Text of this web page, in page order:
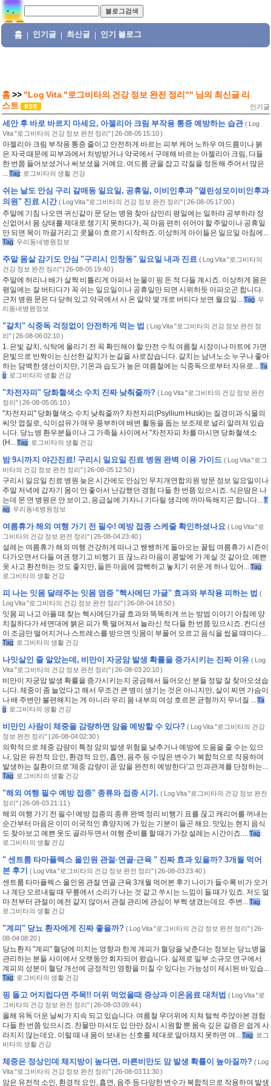
홈 인기글 최신글 인기 블로그
홈 >> "Log Vita "로그비타의 건강 정보 완전 정리"" 님의 최신글 리
스트
인기글
세안 후 바로 바르지 마세요, 아젤리아 크림 부작용 통증 예방하는 습관 ( Log
Vita "로그비타의 건강 정보 완전 정리"| 26-08-05 15:10 )
아젤리아 크림 부작용 통증 줄이고 안전하게 바르는 피부 케어 노하우 여드름이나 붉
은 자국 때문에 피부과에서 처방받거나 약국에서 구매해 바르는 아젤리아 크림, 다들
한 번쯤 들어보셨거나 써보셨을 거예요. 여드름 균을 잡고 각질을 정돈해 주어서 많은
...Tag: 로그비타의 생활 건강
쉬는 날도 안심 구리 갈매동 일요일, 공휴일, 이비인후과 "열린성모이비인후과
의원" 진료 시간 ( Log Vita "로그비타의 건강 정보 완전 정리"| 26-08-05 17:00 )
주말에 기침 나오면 귀신같이 문 닫는 병원 찾아 삼만리 평일에는 일하랴 공부하랴 정
신없어서 몸 상태를 제대로 챙기지 못하다가, 꼭 마음 편히 쉬어야 할 주말이나 공휴일
만 되면 목이 까끌거리고 콧물이 흐르기 시작하죠. 이상하게 아이들은 일요일 아침에...
Tag: 우리동네병원정보
주말 몸살 감기도 안심 "구리시 인창동" 일요일 내과 진료 ( Log Vita "로그비타의
건강 정보 완전 정리"| 26-08-05 19:40 )
주말에 허리나 배가 살짝 비틀리게 아파서 눈물이 핑 돈 적 다들 계시죠. 이상하게 몸은
평일에는 잘 버티다가 꼭 쉬는 일요일이나 공휴일만 되면 시위하듯 아파오곤 합니다.
근처 병원 문은 다 닫혀 있고 약국에서 사 온 알약 몇 개로 버티다 보면 월요일...Tag: 우
리동네병원정보
"갈치" 식중독 걱정없이 안전하게 먹는 법 ( Log Vita "로그비타의 건강 정보 완전 정
리"| 26-08-06 02:10 )
1. 은빛 갈치, 식탁에 올리기 전 꼭 확인해야 할 안전 수칙 여름철 시장이나 마트에 가면
은빛으로 반짝이는 신선한 갈치가 눈길을 사로잡습니다. 갈치는 남녀노소 누구나 좋아
하는 담백한 생선이지만, 기온과 습도가 높은 여름철에는 식중독으로부터 자유로...Ta
g: 로그비타의 생활 건강
"차전자피" 당화혈색소 수치 진짜 낮춰줄까? ( Log Vita "로그비타의 건강 정보 완전
정리"| 26-08-05 05:10 )
"차전자피" 당화혈색소 수치 낮춰줄까? 차전자피(Psyllium Husk)는 질경이과 식물의
씨앗 껍질로, 식이섬유가 매우 풍부하여 배변 활동을 돕는 보조제로 널리 알려져 있습
니다. 당뇨병 환우분들이나 그 가족들 사이에서 "차전자피 차를 마시면 당화혈색소
(H...Tag: 로그비타의 생활 건강
밤 9시까지 야간진료! 구리시 일요일 진료 병원 완벽 이용 가이드 ( Log Vita "로그
비타의 건강 정보 완전 정리"| 26-08-05 12:50 )
구리시 일요일 진료 병원 늦은 시간에도 안심인 무지개연합의원 방문 정보 일요일이나
주말 저녁에 갑자기 몸이 안 좋아서 난감했던 경험 다들 한 번쯤 있으시죠. 식은땀은 나
는데 문 연 병원은 안 보이고, 응급실에 가자니 기다릴 생각에 까마득해지곤 합니다...T
ag: 우리동네병원정보
여름휴가 해외 여행 가기 전 필수! 예방 접종 스케줄 확인하셨나요 ( Log Vita "로
그비타의 건강 정보 완전 정리"| 26-08-04 23:40 )
설레는 여름휴가 해외 여행 건강하게 떠나고 쌩쌩하게 돌아오는 꿀팁 여름휴가 시즌이
다가오면서 다들 여권 챙기고 비행기 표 끊느라 마음이 콩밭에 가 계실 것 같아요. 예쁜
옷 사고 환전하는 것도 좋지만, 들뜬 마음에 깜빡하고 놓치기 쉬운 게 하나 있어...Tag:
로그비타의 생활 건강
피 나는 잇몸 달래주는 잇몸 염증 "헥사메딘 가글" 효과와 부작용 피하는 법 (
Log Vita "로그비타의 건강 정보 완전 정리"| 26-08-04 18:50 )
잇몸 피 나고 아플 때 찾는 헥사메딘가글 효과와 똑똑하게 쓰는 방법 이야기 아침에 양
치질하다가 세면대에 붉은 피가 툭 떨어져서 놀라신 적 다들 한 번쯤 있으시죠. 컨디션
이 조금만 떨어지거나 스트레스를 받으면 잇몸이 부풀어 오르고 음식을 씹을 때마다...
Tag: 로그비타의 생활 건강
나잇살인 줄 알았는데, 비만이 자궁암 발생 확률을 증가시키는 진짜 이유 ( Log
Vita "로그비타의 건강 정보 완전 정리"| 26-08-03 20:10 )
비만이 자궁암 발생 확률을 증가시키는지 궁금해서 들어오신 분들 정말 잘 찾아오셨습
니다. 체중이 좀 늘었다고 해서 무조건 큰 병이 생기는 것은 아니지만, 살이 찌면 가슴이
나 배 주변만 불편해지는 게 아니라 우리 몸 내부의 여성 호르몬 균형까지 무너질 ...Ta
g: 로그비타의 생활 건강
비만인 사람이 체중을 감량하면 암을 예방할 수 있다? ( Log Vita "로그비타의 건강
정보 완전 정리"| 26-08-04 02:30 )
의학적으로 체중 감량이 특정 암의 발생 위험을 낮추거나 예방에 도움을 줄 수는 있으
나, 암은 유전적 요인, 환경적 요인, 흡연, 음주 등 수많은 변수가 복합적으로 작용하여
발생하는 질환이므로 '체중 감량이 곧 암을 완전히 예방한다'고 인과관계를 단정하는...
Tag: 로그비타의 생활 건강
"해외 여행 필수 예방 접종" 종류와 접종 시기. ( Log Vita "로그비타의 건강 정보 완전
정리"| 26-08-03 21:11 )
해외 여행 가기 전 필수! 예방 접종의 종류 완벽 정리 비행기 표를 끊고 캐리어를 꺼내는
순간부터 마음은 이미 이국적인 휴양지에 가 있는 기분이 들곤 해요. 맛있는 현지 음식
도 찾아보고 예쁜 옷도 골라두면서 여행 준비를 할 때가 가장 설레는 시간이죠....Tag:
로그비타의 생활 건강
" 센트룸 타마플렉스 올인원 관절·연골·근육 " 진짜 효과 있을까? 3개월 먹어
본 후기
( Log Vita "로그비타의 건강 정보 완전 정리"| 26-08-03 23:40 )
센트룸 타마플렉스 올인원 관절 연골 근육 3개월 먹어본 후기 나이가 들수록 비가 오거
나 계단 오르내릴 때 무릎에서 소리가 나는 것 같고 쑤시는 느낌이 들 때가 있죠. 저도 얼
마 전부터 관절이 예전 같지 않아서 관절 관리에 관심이 부쩍 생겼는데요. 주변...Tag:
로그비타의 생활 건강
"계피" 당뇨 환자에게 진짜 좋을까? ( Log Vita "로그비타의 건강 정보 완전 정리"| 26-
08-04 08:20 )
당뇨환자 "계피" 혈당에 미치는 영향과 한계 계피가 혈당을 낮춘다는 정보는 당뇨병을
관리하는 분들 사이에서 오랫동안 회자되어 왔습니다. 실제로 일부 소규모 연구에서
계피의 성분이 혈당 개선에 긍정적인 영향을 미칠 수 있다는 가능성이 제시된 바 있습...
Tag: 로그비타의 생활 건강
핑 돌고 어지럽다면 주목!! 더위 먹었을때 증상과 이온음료 대처법 ( Log Vita "로
그비타의 건강 정보 완전 정리"| 26-08-03 09:44 )
올해 유독 더운 날씨가 지속 되고 있습니다. 여름철 무더위에 지쳐 털썩 주앉아본 경험
다들 한 번쯤 있으시죠. 찬물만 마셔도 입 안만 잠시 시원할 뿐 몸속 깊은 갈증은 쉽게 사
라지지 않는데요. 이럴 때 내 몸이 보내는 신호를 제대로 알아채지 못하면 여...Tag: 로그
비타의 생활 건강
체중은 정상인데 체지방이 높다면, 마른비만도 암 발생 확률이 높아질까? ( Log
Vita "로그비타의 건강 정보 완전 정리"| 26-08-03 11:30 )
암은 유전적 소인, 환경적 요인, 흡연, 음주 등 다양한 변수가 복합적으로 작용하여 발생